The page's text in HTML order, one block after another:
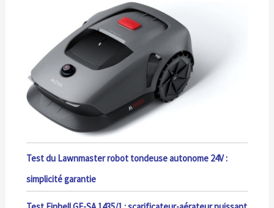
Test du Lawnmaster robot tondeuse autonome 24V :
simplicité garantie